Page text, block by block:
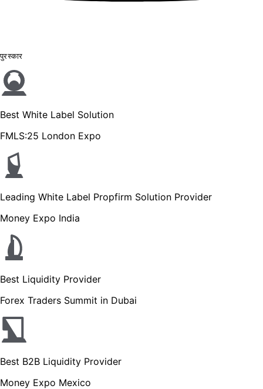
पुरस्कार
Best White Label Solution
FMLS:25 London Expo
Leading White Label Propfirm Solution Provider
Money Expo India
Best Liquidity Provider
Forex Traders Summit in Dubai
Best B2B Liquidity Provider
Money Expo Mexico